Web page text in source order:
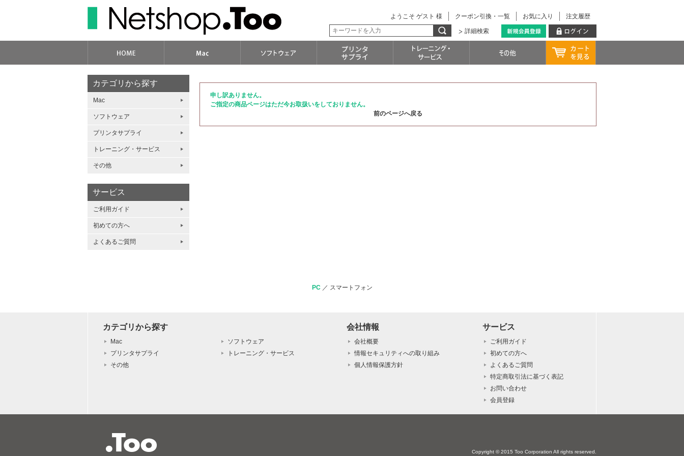
注文履歴
お気に入り
クーポン引換・一覧
ようこそ ゲスト 様
詳細検索
申し訳ありません。
ご指定の商品ページはただ今お取扱いをしておりません。
前のページへ戻る
カテゴリから探す
Mac
ソフトウェア
プリンタサプライ
トレーニング・サービス
その他
サービス
ご利用ガイド
初めての方へ
よくあるご質問
PC／ スマートフォン
カテゴリから探す
Mac
ソフトウェア
プリンタサプライ
トレーニング・サービス
その他
会社情報
会社概要
情報セキュリティへの取り組み
個人情報保護方針
サービス
ご利用ガイド
初めての方へ
よくあるご質問
特定商取引法に基づく表記
お問い合わせ
会員登録
Copyright © 2015 Too Corporation All rights reserved.